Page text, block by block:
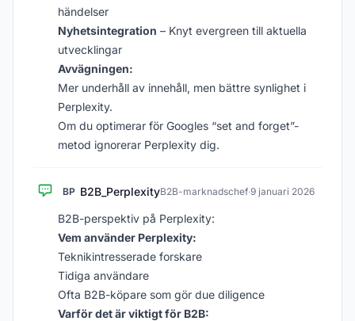
händelser
Nyhetsintegration – Knyt evergreen till aktuella
utvecklingar
Avvägningen:
Mer underhåll av innehåll, men bättre synlighet i
Perplexity.
Om du optimerar för Googles “set and forget”-
metod ignorerar Perplexity dig.
BP B2B_PerplexityB2B-marknadschef·9 januari 2026
B2B-perspektiv på Perplexity:
Vem använder Perplexity:
Teknikintresserade forskare
Tidiga användare
Ofta B2B-köpare som gör due diligence
Varför det är viktigt för B2B: